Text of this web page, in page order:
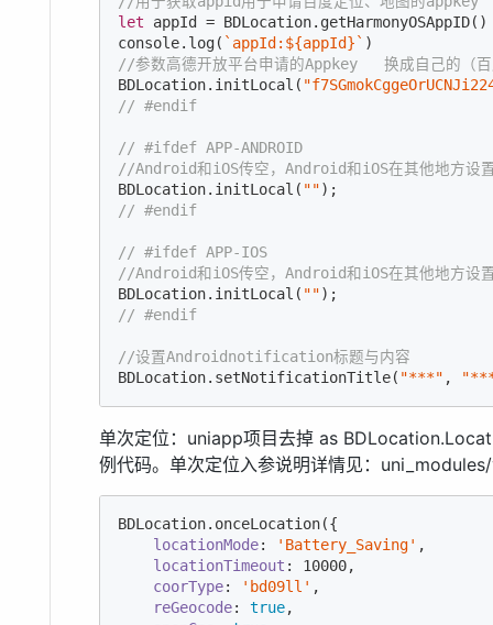
let
console.log( `appId: ${appId} `
//参数高德开放平台申请的Appkey   换成自己的（百
BDLocation.initLocal(
// #endif
// #ifdef APP-ANDROID
//Android和iOS传空，Android和iOS在其他地
BDLocation.initLocal( ""
// #endif
// #ifdef APP-IOS
//Android和iOS传空，Android和iOS在其他地
BDLocation.initLocal( ""
// #endif
//设置Androidnotification标题与内容
BDLocation.setNotificationTitle( "***" ,
单次定位：uniapp项目去掉 as
例代码。单次定位入参说明详情见：
BDLocation.onceLocation({
locationMode: 'Battery_Saving' ,
locationTimeout : 10000,
coorType: 'bd09ll' ,
reGeocode: true,